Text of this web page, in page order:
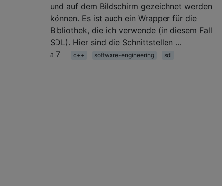
und auf dem Bildschirm gezeichnet werden
können. Es ist auch ein Wrapper für die
Bibliothek, die ich verwende (in diesem Fall
SDL). Hier sind die Schnittstellen …
7
c++ software-engineering sdl